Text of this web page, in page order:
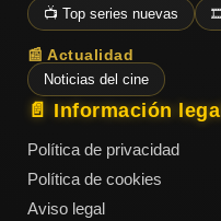
📺 Top series nuevas
📰 Actualidad
Noticias del cine
📄 Información legal
Política de privacidad
Política de cookies
Aviso legal